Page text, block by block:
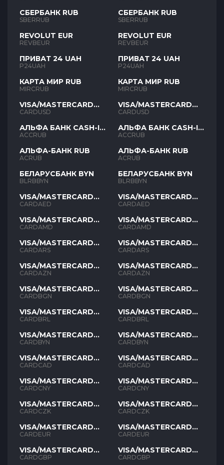
СБЕРБАНК RUB
SBERRUB
REVOLUT EUR
REVBEUR
ПРИВАТ 24 UAH
P24UAH
КАРТА МИР RUB
MIRCRUB
VISA/MASTERCARD
USD
CARDUSD
АЛЬФА БАНК CASH-IN
RUB
ACCRUB
АЛЬФА-БАНК RUB
ACRUB
БЕЛАРУСБАНК BYN
BLRBBYN
VISA/MASTERCARD
AED
CARDAED
VISA/MASTERCARD
AMD
CARDAMD
VISA/MASTERCARD
ARS
CARDARS
VISA/MASTERCARD
AZN
CARDAZN
VISA/MASTERCARD
BGN
CARDBGN
VISA/MASTERCARD
BRL
CARDBRL
VISA/MASTERCARD
BYN
CARDBYN
VISA/MASTERCARD
CAD
CARDCAD
VISA/MASTERCARD
CNY
CARDCNY
VISA/MASTERCARD
CZK
CARDCZK
VISA/MASTERCARD
EUR
CARDEUR
VISA/MASTERCARD
GBP
CARDGBP
СБЕРБАНК RUB
SBERRUB
REVOLUT EUR
REVBEUR
ПРИВАТ 24 UAH
P24UAH
КАРТА МИР RUB
MIRCRUB
VISA/MASTERCARD
USD
CARDUSD
АЛЬФА БАНК CASH-IN
RUB
ACCRUB
АЛЬФА-БАНК RUB
ACRUB
БЕЛАРУСБАНК BYN
BLRBBYN
VISA/MASTERCARD
AED
CARDAED
VISA/MASTERCARD
AMD
CARDAMD
VISA/MASTERCARD
ARS
CARDARS
VISA/MASTERCARD
AZN
CARDAZN
VISA/MASTERCARD
BGN
CARDBGN
VISA/MASTERCARD
BRL
CARDBRL
VISA/MASTERCARD
BYN
CARDBYN
VISA/MASTERCARD
CAD
CARDCAD
VISA/MASTERCARD
CNY
CARDCNY
VISA/MASTERCARD
CZK
CARDCZK
VISA/MASTERCARD
EUR
CARDEUR
VISA/MASTERCARD
GBP
CARDGBP